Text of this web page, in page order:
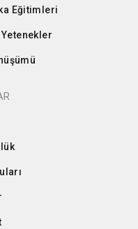
Eğitimleri
Yetenekler